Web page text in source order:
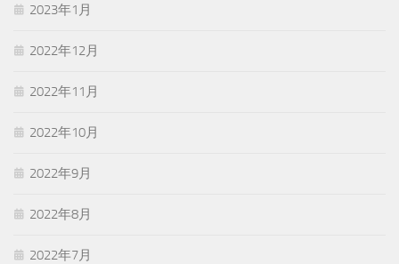
2023年1月
2022年12月
2022年11月
2022年10月
2022年9月
2022年8月
2022年7月